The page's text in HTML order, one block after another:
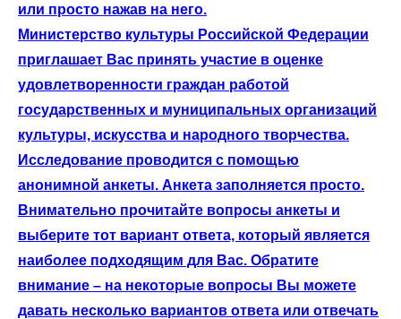
или просто нажав на него.
Министерство культуры Российской Федерации
приглашает Вас принять участие в оценке
удовлетворенности граждан работой
государственных и муниципальных организаций
культуры, искусства и народного творчества.
Исследование проводится с помощью
анонимной анкеты. Анкета заполняется просто.
Внимательно прочитайте вопросы анкеты и
выберите тот вариант ответа, который является
наиболее подходящим для Вас. Обратите
внимание – на некоторые вопросы Вы можете
давать несколько вариантов ответа или отвечать